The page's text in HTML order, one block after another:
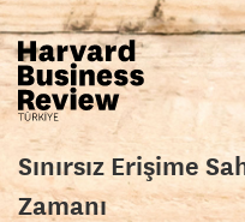
Sınırsız Erişime
Zamanı